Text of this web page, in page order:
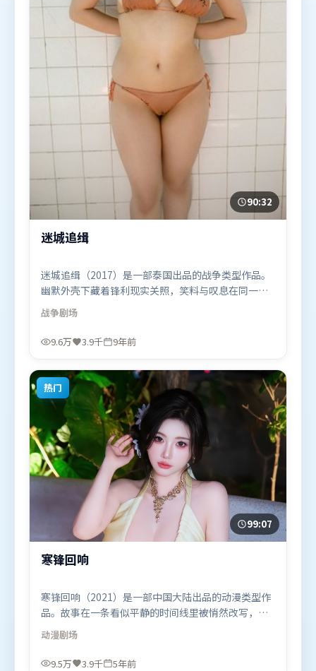
90:32
迷城追缉
迷城追缉（2017）是一部泰国出品的战争类型作品。
幽默外壳下藏着锋利现实关照，笑料与叹息在同一场
景里并存。人物关系网复杂却不凌乱，每场对手戏都
推动信息增量。由史蒂文·斯皮尔伯格执导，胡歌、
谭卓、雷佳音，段奕宏、周冬雨、周迅等联袂出演。
线，适合喜欢战争题材的观众观看。
战争剧场
9.6万 3.9千 9年前
热门
99:07
寒锋回响
寒锋回响（2021）是一部中国大陆出品的动漫类型作
品。故事在一条看似平静的时间线里被悄然改写，人
物被迫直面过去与现在的撕裂。群像刻画各有弧光，
配角亦承担叙事推进功能。由贾樟柯执导，宋康昊、
刘亦菲、周迅，肖战等联袂出演。影片于2021年7月5
动漫剧场
9.5万 3.9千 5年前